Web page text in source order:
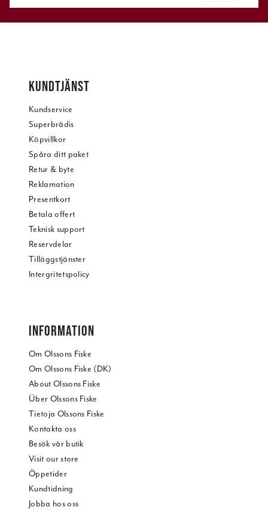
KUNDTJÄNST
Kundservice
Superbrådis
Köpvillkor
Spåra ditt paket
Retur & byte
Reklamation
Presentkort
Betala offert
Teknisk support
Reservdelar
Tilläggstjänster
Intergritetspolicy
INFORMATION
Om Olssons Fiske
Om Olssons Fiske (DK)
About Olssons Fiske
Über Olssons Fiske
Tietoja Olssons Fiske
Kontakta oss
Besök vår butik
Visit our store
Öppetider
Kundtidning
Jobba hos oss